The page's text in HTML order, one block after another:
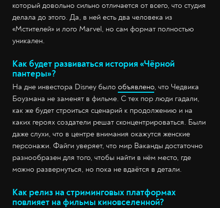
который довольно сильно отличается от всего, что студия
делала до этого. Да, в ней есть два человека из
«Мстителей» и лого Marvel, но сам формат полностью
уникален.
Как будет развиваться история «Чёрной
пантеры»?
На дне инвестора Disney было объявлено, что Чедвика
Боузмана не заменят в фильме. С тех пор люди гадали,
как же будет строиться сценарий к продолжению и на
каких героях создатели решат сконцентрироваться. Были
даже слухи, что в центре внимания окажутся женские
персонажи. Файги уверяет, что мир Ваканды достаточно
разнообразен для того, чтобы найти в нём место, где
можно развернуться, но пока не вдаётся в детали.
Как релиз на стриминговых платформах
повлияет на фильмы киновселенной?